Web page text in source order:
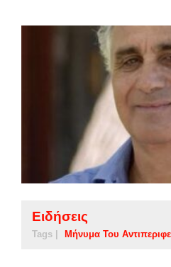
Ειδήσεις
Tags | Μήνυμα Του